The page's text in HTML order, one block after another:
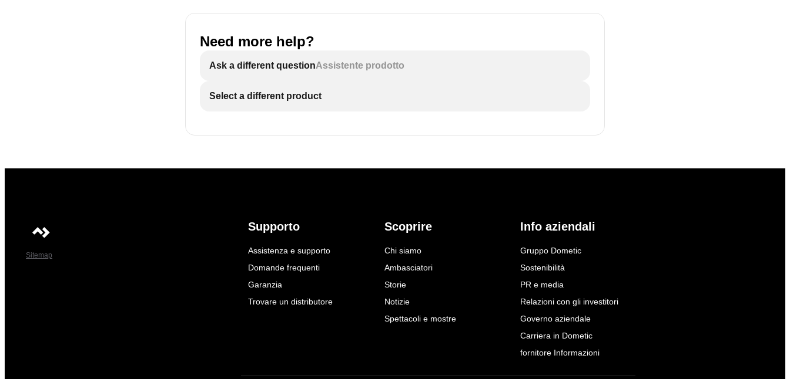
Need more help?
Ask a different questionAssistente prodotto
Select a different product
Sitemap
Supporto
Assistenza e supporto
Domande frequenti
Garanzia
Trovare un distributore
Scoprire
Chi siamo
Ambasciatori
Storie
Notizie
Spettacoli e mostre
Info aziendali
Gruppo Dometic
Sostenibilità
PR e media
Relazioni con gli investitori
Governo aziendale
Carriera in Dometic
fornitore Informazioni